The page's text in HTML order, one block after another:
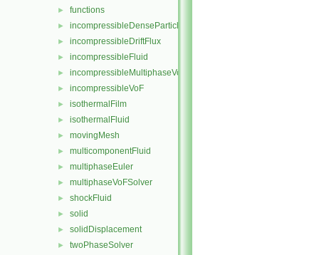
► functions
► incompressibleDenseParticleFluid
► incompressibleDriftFlux
► incompressibleFluid
► incompressibleMultiphaseVoF
► incompressibleVoF
► isothermalFilm
► isothermalFluid
► movingMesh
► multicomponentFluid
► multiphaseEuler
► multiphaseVoFSolver
► shockFluid
► solid
► solidDisplacement
► twoPhaseSolver